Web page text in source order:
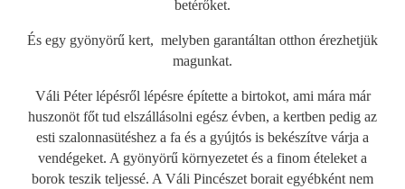
betérőket.
És egy gyönyörű kert, melyben garantáltan otthon érezhetjük
magunkat.
Váli Péter lépésről lépésre építette a birtokot, ami mára már
huszonöt főt tud elszállásolni egész évben, a kertben pedig az
esti szalonnasütéshez a fa és a gyújtós is bekészítve várja a
vendégeket. A gyönyörű környezetet és a finom ételeket a
borok teszik teljessé. A Váli Pincészet borait egyébként nem